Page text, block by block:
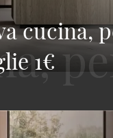
cucina,
1€